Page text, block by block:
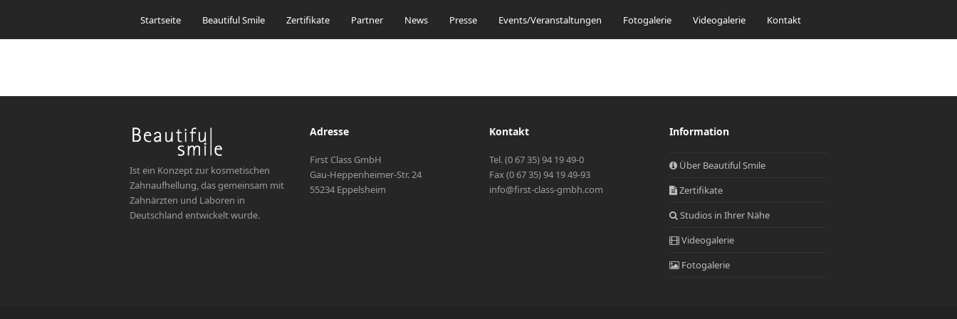
Startseite Beautiful Smile Zertifikate Partner News Presse Events/Veranstaltungen Fotogalerie Videogalerie Kontakt
Ist ein Konzept zur kosmetischen
Zahnaufhellung, das gemeinsam mit
Zahnärzten und Laboren in
Deutschland entwickelt wurde.
Adresse
First Class GmbH
Gau-Heppenheimer-Str. 24
55234 Eppelsheim
Kontakt
Tel. (0 67 35) 94 19 49-0
Fax (0 67 35) 94 19 49-93
info@first-class-gmbh.com
Information
Über Beautiful Smile
Zertifikate
Studios in Ihrer Nähe
Videogalerie
Fotogalerie